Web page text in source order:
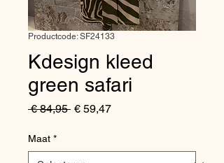
Productcode: SF24133
Kdesign kleed
green safari
€ 84,95 Normale
€ 59,47Verkoopprijs
Maat *